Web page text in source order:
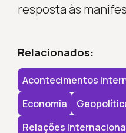
resposta às
Relacionados:
Acontecimentos
Economia
Relações